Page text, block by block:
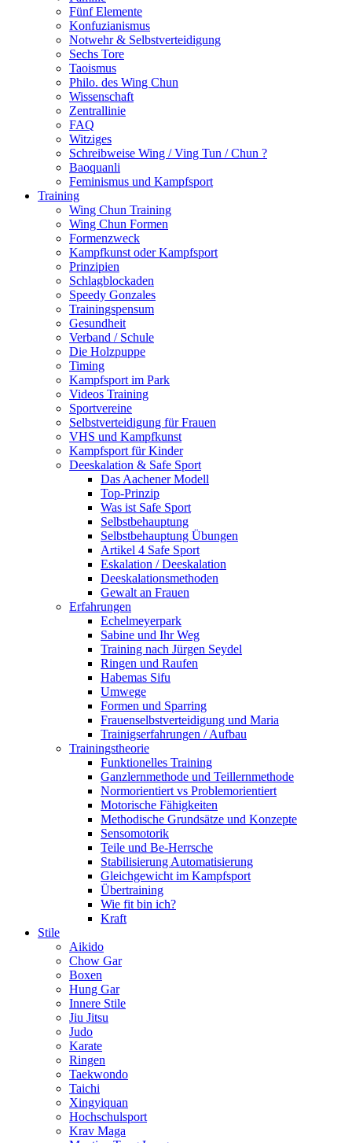
Fünf Elemente
Konfuzianismus
Notwehr & Selbstverteidigung
Sechs Tore
Taoismus
Philo. des Wing Chun
Wissenschaft
Zentrallinie
FAQ
Witziges
Schreibweise Wing / Ving Tun / Chun ?
Baoquanli
Feminismus und Kampfsport
Training
Wing Chun Training
Wing Chun Formen
Formenzweck
Kampfkunst oder Kampfsport
Prinzipien
Schlagblockaden
Speedy Gonzales
Trainingspensum
Gesundheit
Verband / Schule
Die Holzpuppe
Timing
Kampfsport im Park
Videos Training
Sportvereine
Selbstverteidigung für Frauen
VHS und Kampfkunst
Kampfsport für Kinder
Deeskalation & Safe Sport
Das Aachener Modell
Top-Prinzip
Was ist Safe Sport
Selbstbehauptung
Selbstbehauptung Übungen
Artikel 4 Safe Sport
Eskalation / Deeskalation
Deeskalationsmethoden
Gewalt an Frauen
Erfahrungen
Echelmeyerpark
Sabine und Ihr Weg
Training nach Jürgen Seydel
Ringen und Raufen
Habemas Sifu
Umwege
Formen und Sparring
Frauenselbstverteidigung und Maria
Trainigserfahrungen / Aufbau
Trainingstheorie
Funktionelles Training
Ganzlernmethode und Teillernmethode
Normorientiert vs Problemorientiert
Motorische Fähigkeiten
Methodische Grundsätze und Konzepte
Sensomotorik
Teile und Be-Herrsche
Stabilisierung Automatisierung
Gleichgewicht im Kampfsport
Übertraining
Wie fit bin ich?
Kraft
Stile
Aikido
Chow Gar
Boxen
Hung Gar
Innere Stile
Jiu Jitsu
Judo
Karate
Ringen
Taekwondo
Taichi
Xingyiquan
Hochschulsport
Krav Maga